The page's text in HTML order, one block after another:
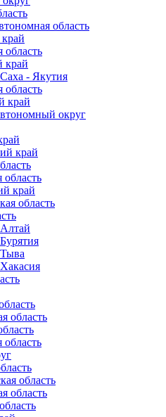
область
область
край
- Якутия
область
край
округ
край
область
край
область
область
область
область
область